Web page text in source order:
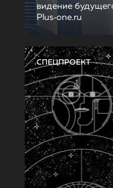
видение
Plus‑one.ru
СПЕЦПРОЕКТ